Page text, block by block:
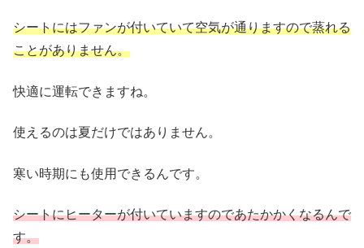
シートにはファンが付いていて空気が通りますので蒸れる
ことがありません。
快適に運転できますね。
使えるのは夏だけではありません。
寒い時期にも使用できるんです。
シートにヒーターが付いていますのであたかかくなるんで
す。